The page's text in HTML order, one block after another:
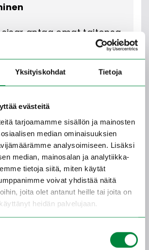
Yksityiskohdat Tietoja
evästeitä
tarjoamamme sisällön ja mainosten
median ominaisuuksien
analysoimiseen. Lisäksi
median, mainosalan ja analytiikka-
tietoja siitä, miten käytät
voivat yhdistää näitä
joita olet antanut heille tai joita on
heidän palvelujaan.
sisar antaa omat taitonsa
Samalla
tarjoaa jäsenilleen
osallistua
sen, mitä olemme
niin yksittäisenä sisarena,
välisenä yhteistyönä
palvelualttius
palvelualttius